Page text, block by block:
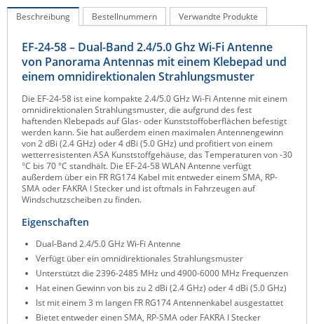
Netio
Panorama Antennas
PatchSee
Poynting
Raritan
Riello UPS
Server Technology
Siretta
SIRIO Antenne
Sunbird
Tactical Software
TEKTELIC
Teltonika
Beschreibung Bestellnummern Verwandte Produkte
EF-24-58 – Dual-Band 2.4/5.0 Ghz Wi-Fi Antenne
von Panorama Antennas mit einem Klebepad und
einem omnidirektionalen Strahlungsmuster
Die EF-24-58 ist eine kompakte 2.4/5.0 GHz Wi-Fi Antenne mit einem
omnidirektionalen Strahlungsmuster, die aufgrund des fest
haftenden Klebepads auf Glas- oder Kunststoffoberflächen befestigt
werden kann. Sie hat außerdem einen maximalen Antennengewinn
von 2 dBi (2.4 GHz) oder 4 dBi (5.0 GHz) und profitiert von einem
wetterresistenten ASA Kunststoffgehäuse, das Temperaturen von -30
°C bis 70 °C standhält. Die EF-24-58 WLAN Antenne verfügt
außerdem über ein FR RG174 Kabel mit entweder einem SMA, RP-
SMA oder FAKRA I Stecker und ist oftmals in Fahrzeugen auf
Windschutzscheiben zu finden.
Eigenschaften
Dual-Band 2.4/5.0 GHz Wi-Fi Antenne
Verfügt über ein omnidirektionales Strahlungsmuster
Unterstützt die 2396-2485 MHz und 4900-6000 MHz Frequenzen
Hat einen Gewinn von bis zu 2 dBi (2.4 GHz) oder 4 dBi (5.0 GHz)
Ist mit einem 3 m langen FR RG174 Antennenkabel ausgestattet
Bietet entweder einen SMA, RP-SMA oder FAKRA I Stecker